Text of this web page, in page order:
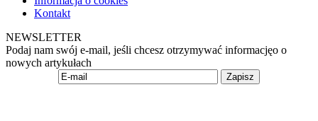
Kontakt
NEWSLETTER
Podaj nam swój e-mail, jeśli chcesz otrzymywać informacjęo o
nowych artykułach
Zapisz